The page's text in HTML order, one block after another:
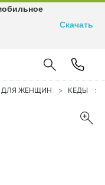
ДЛЯ ЖЕНЩИН КЕДЫ
Скачать